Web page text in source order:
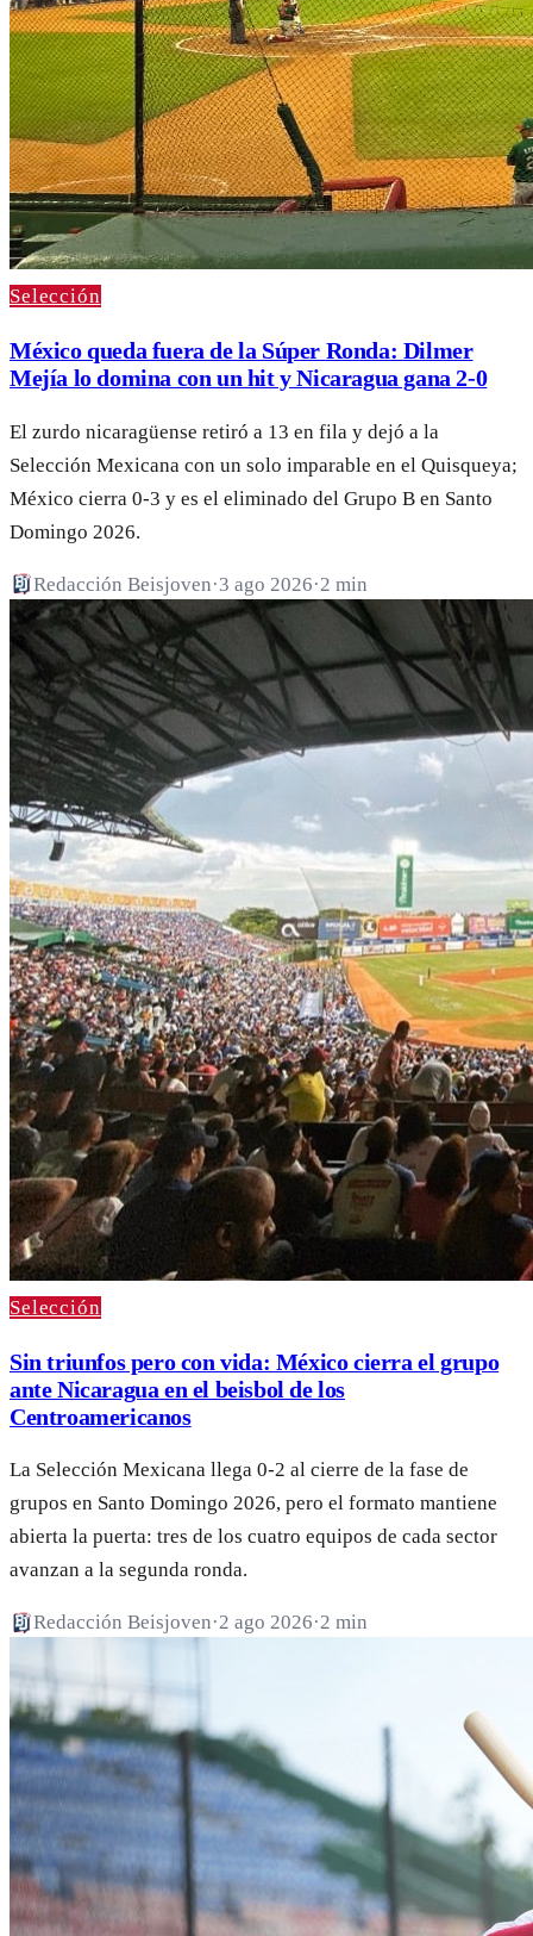
Selección
México queda fuera de la Súper Ronda: Dilmer
Mejía lo domina con un hit y Nicaragua gana 2-0
El zurdo nicaragüense retiró a 13 en fila y dejó a la
Selección Mexicana con un solo imparable en el Quisqueya;
México cierra 0-3 y es el eliminado del Grupo B en Santo
Domingo 2026.
Redacción Beisjoven·3 ago 2026·2 min
Selección
Sin triunfos pero con vida: México cierra el grupo
ante Nicaragua en el beisbol de los
Centroamericanos
La Selección Mexicana llega 0-2 al cierre de la fase de
grupos en Santo Domingo 2026, pero el formato mantiene
abierta la puerta: tres de los cuatro equipos de cada sector
avanzan a la segunda ronda.
Redacción Beisjoven·2 ago 2026·2 min